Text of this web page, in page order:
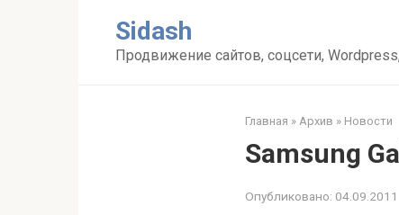
Sidash
Продвижение сайтов, соцсети,
Главная » Архив » Новости
Samsung
Опубликовано: 04.09.2011